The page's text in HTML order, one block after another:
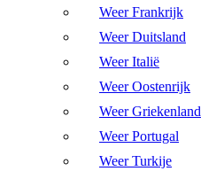
Weer Frankrijk
Weer Duitsland
Weer Italië
Weer Oostenrijk
Weer Griekenland
Weer Portugal
Weer Turkije